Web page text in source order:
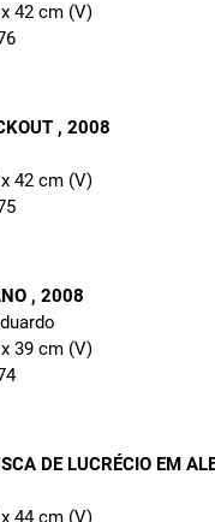
42 cm (V)
, 2008
42 cm (V)
, 2008
39 cm (V)
DE LUCRÉCIO EM
44 cm (V)